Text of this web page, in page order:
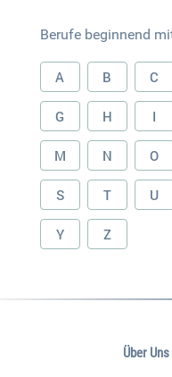
Berufe beginnend
A B C
G H I
M N O
S T U
Y Z
Über Uns